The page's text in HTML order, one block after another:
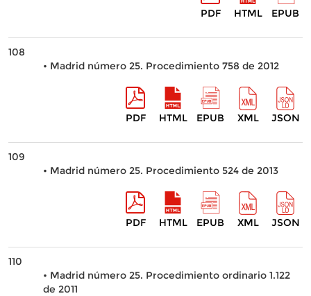
PDF HTML EPUB
108
• Madrid número 25. Procedimiento 758 de 2012
PDF HTML EPUB XML JSON
109
• Madrid número 25. Procedimiento 524 de 2013
PDF HTML EPUB XML JSON
110
• Madrid número 25. Procedimiento ordinario 1.122
de 2011